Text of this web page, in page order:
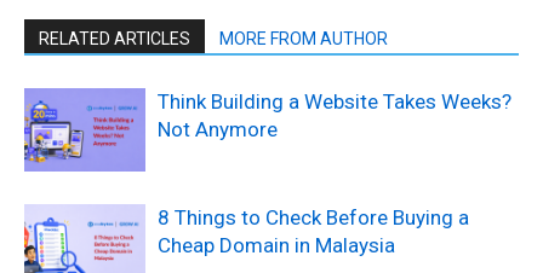
RELATED ARTICLES MORE FROM AUTHOR
Think Building a Website Takes Weeks?
Not Anymore
8 Things to Check Before Buying a
Cheap Domain in Malaysia